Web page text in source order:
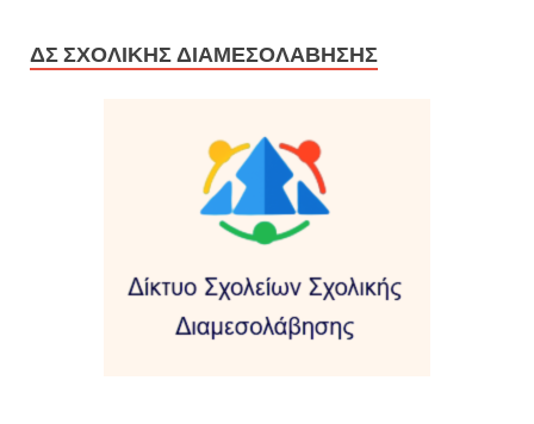
ΔΣ ΣΧΟΛΙΚΉΣ ΔΙΑΜΕΣΟΛΆΒΗΣΗΣ